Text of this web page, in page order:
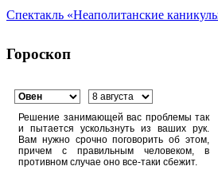
Спектакль «Неаполитанские
Гороскоп
Решение занимающей вас проблемы так
и пытается ускользнуть из ваших рук.
Вам нужно срочно поговорить об этом,
причем с правильным человеком, в
противном случае оно все-таки сбежит.